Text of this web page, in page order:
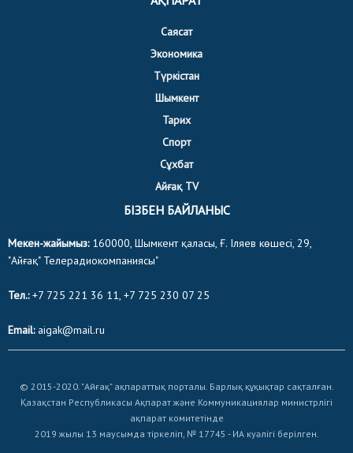
Саясат
Экономика
Түркістан
Шымкент
Тарих
Спорт
Сұхбат
Айғақ TV
БІЗБЕН БАЙЛАНЫС
Мекен-жайымыз:160000, Шымкент қаласы, Ғ. Іляев көшесі, 29,
"Айғақ" Телерадиокомпаниясы"
Тел.:+7 725 221 36 11, +7 725 230 07 25
Email:aigak@mail.ru
© 2015-2020. "Айғақ" ақпараттық порталы. Барлық құқықтар сақталған.
Қазақстан Республикасы Ақпарат және Коммуникациялар министрлігі
ақпарат комитетінде
2019 жылы 13 маусымда тіркеліп, № 17745 - ИА куәлігі берілген.